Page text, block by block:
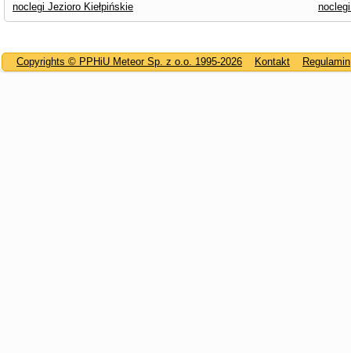
noclegi Jezioro Kiełpińskie
Copyrights © PPHiU Meteor Sp. z o.o. 1995-2026 Kontakt Regulamin